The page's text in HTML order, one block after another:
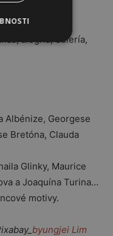
alegría, bulería,
Albénize, Georgese
Bretóna, Clauda
Glinky, Maurice
a Joaquína Turina…
motivy.
byungjei Lim